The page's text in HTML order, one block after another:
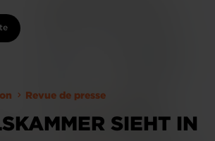
Revue de presse
SIEHT IN